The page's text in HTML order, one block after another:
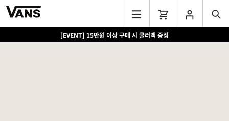
[EVENT] 15만원 이상 구매 시 쿨러백 증정